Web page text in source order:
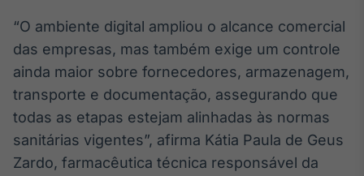
Curadoria
Curadoria de
conteúdos
Soluções de
Tecnologia
Broadcast
Radar
“O ambiente digital ampliou o alcance comercial
das empresas, mas também exige um controle
ainda maior sobre fornecedores, armazenagem,
transporte e documentação, assegurando que
todas as etapas estejam alinhadas às normas
sanitárias vigentes”, afirma Kátia Paula de Geus
Zardo, farmacêutica técnica responsável da